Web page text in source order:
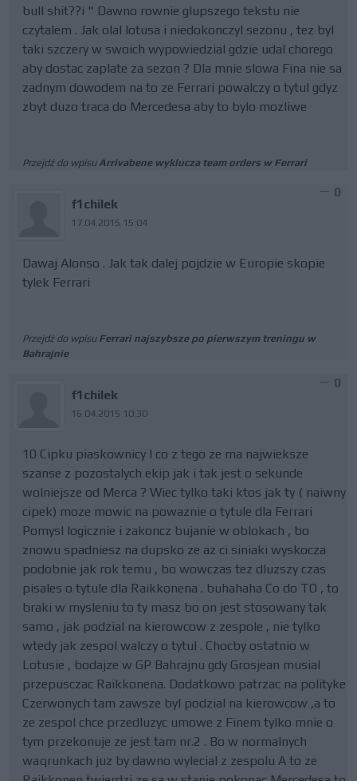
bull shit??i " Dawno rownie glupszego tekstu nie
czytalem . Jak olal lotusa i niedokonczyl sezonu , tez byl
taki szczery w swoich wypowiedzial gdzie udal chorego
aby dostac zaplate za sezon ? Dla mnie slowa Fina nie sa
zadnym dowodem na to ze Ferrari powalczy o tytul gdyz
zbyt duzo traca do Mercedesa aby to bylo mozliwe
Przejdź do wpisuArrivabene wyklucza team orders w Ferrari
f1chilek
17.04.2015 15:04
0
Dawaj Alonso . Jak tak dalej pojdzie w Europie skopie
tylek Ferrari
Przejdź do wpisu Ferrari najszybsze po pierwszym treningu w
Bahrajnie
f1chilek
16.04.2015 10:30
0
10 Cipku piaskownicy I co z tego ze ma najwieksze
szanse z pozostalych ekip jak i tak jest o sekunde
wolniejsze od Merca ? Wiec tylko taki ktos jak ty ( naiwny
cipek) moze mowic na powaznie o tytule dla Ferrari
Pomysl logicznie i zakoncz bujanie w oblokach , bo
znowu spadniesz na dupsko ze az ci siniaki wyskocza
podobnie jak rok temu , bo wowczas tez dluzszy czas
pisales o tytule dla Raikkonena . buhahaha Co do TO , to
braki w mysleniu to ty masz bo on jest stosowany tak
samo , jak podzial na kierowcow z zespole , nie tylko
wtedy jak zespol walczy o tytul . Chocby ostatnio w
Lotusie , bodajze w GP Bahrajnu gdy Grosjean musial
przepusczac Raikkonena. Dodatkowo patrzac na polityke
Czerwonych tam zawsze byl podzial na kierowcow ,a to
ze zespol chce przedluzyc umowe z Finem tylko mnie o
tym przekonuje ze jest tam nr.2 . Bo w normalnych
waqrunkach juz by dawno wylecial z zespolu A to ze